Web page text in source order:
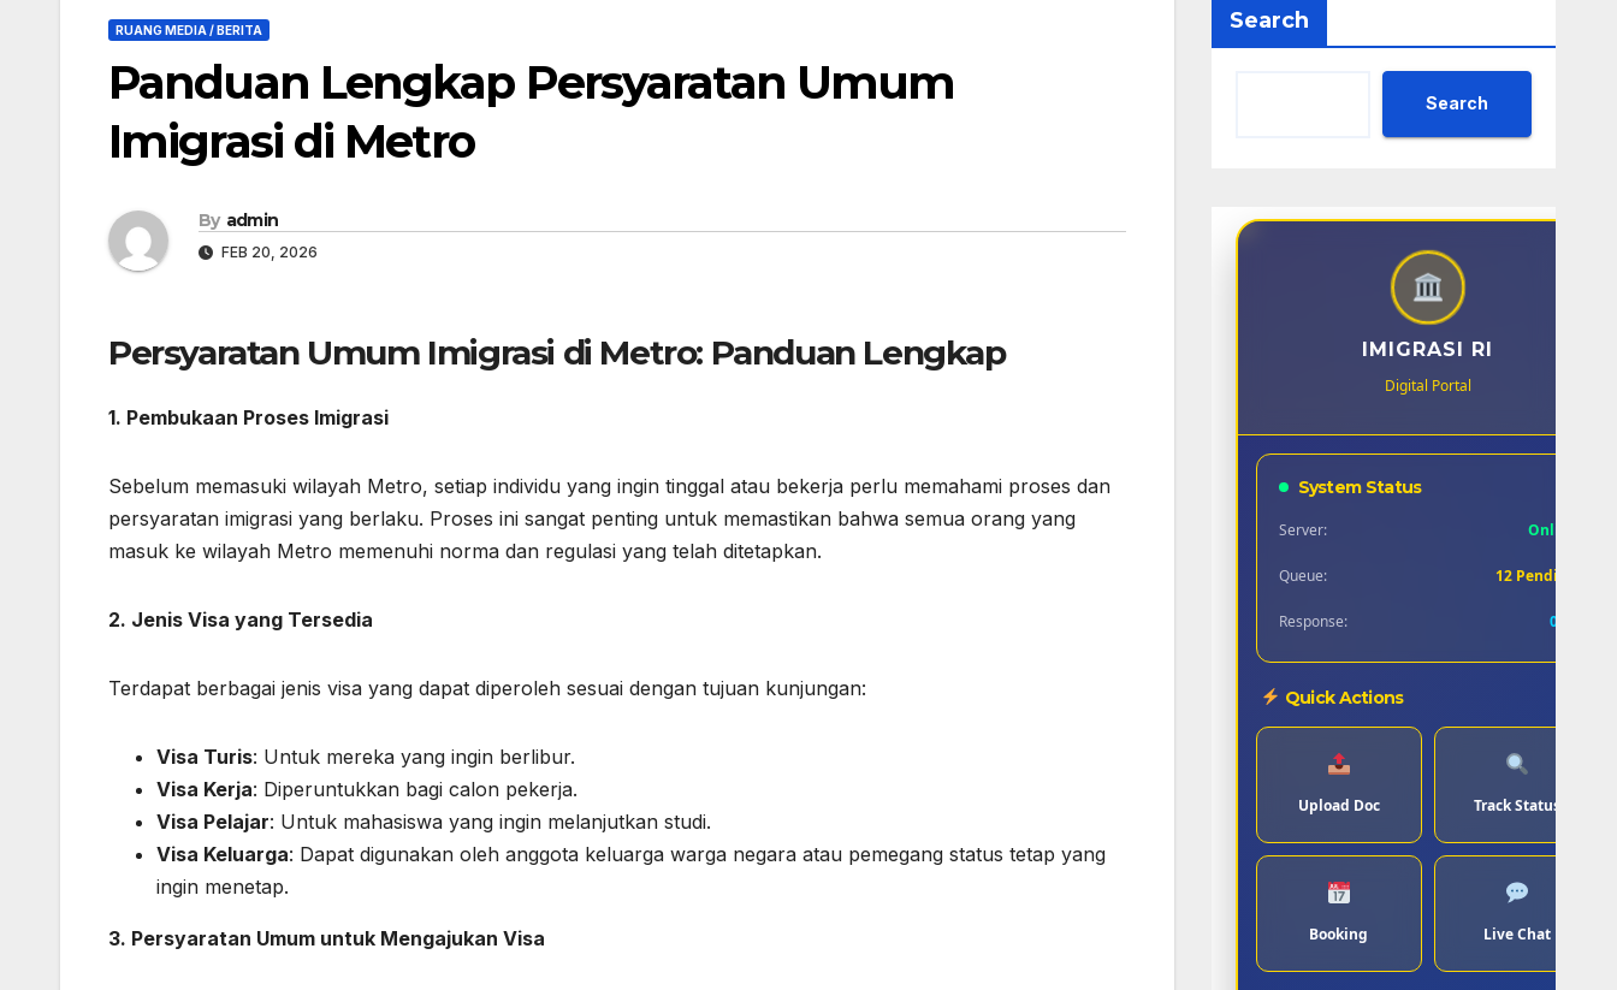
RUANG MEDIA / BERITA
Panduan Lengkap Persyaratan Umum
Imigrasi di Metro
By admin
FEB 20, 2026
Persyaratan Umum Imigrasi di Metro: Panduan Lengkap
1. Pembukaan Proses Imigrasi
Sebelum memasuki wilayah Metro, setiap individu yang ingin tinggal atau bekerja perlu memahami proses dan
persyaratan imigrasi yang berlaku. Proses ini sangat penting untuk memastikan bahwa semua orang yang
masuk ke wilayah Metro memenuhi norma dan regulasi yang telah ditetapkan.
2. Jenis Visa yang Tersedia
Terdapat berbagai jenis visa yang dapat diperoleh sesuai dengan tujuan kunjungan:
Visa Turis: Untuk mereka yang ingin berlibur.
Visa Kerja: Diperuntukkan bagi calon pekerja.
Visa Pelajar: Untuk mahasiswa yang ingin melanjutkan studi.
Visa Keluarga: Dapat digunakan oleh anggota keluarga warga negara atau pemegang status tetap yang
ingin menetap.
3. Persyaratan Umum untuk Mengajukan Visa
Search
Search
IMIGRASI RI
Digital Portal
System Status
Server: Online
Queue: 12 Pending
Response: 0.8s
Quick Actions
Upload Doc Track Status
Booking Live Chat